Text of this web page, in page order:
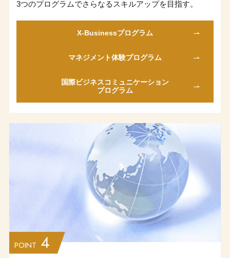
3つのプログラムでさらなるスキルアップを目指す。
X-Businessプログラム
マネジメント体験プログラム
国際ビジネスコミュニケーション
プログラム
POINT 4